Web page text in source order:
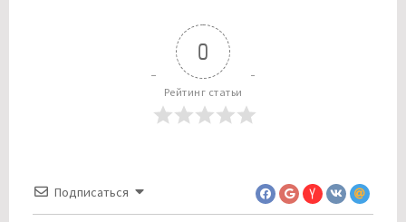
0
Рейтинг статьи
Подписаться